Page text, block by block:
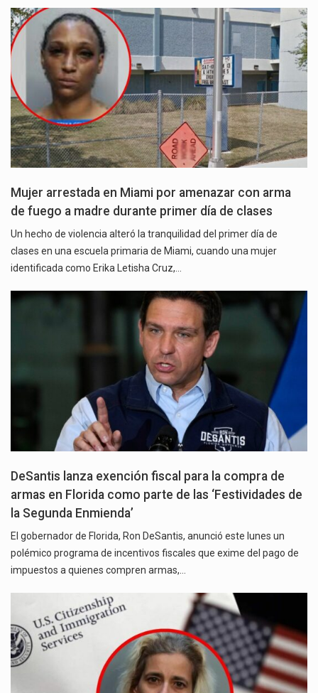
Mujer arrestada en Miami por amenazar con arma
de fuego a madre durante primer día de clases
Un hecho de violencia alteró la tranquilidad del primer día de
clases en una escuela primaria de Miami, cuando una mujer
identificada como Erika Letisha Cruz,…
DeSantis lanza exención fiscal para la compra de
armas en Florida como parte de las ‘Festividades de
la Segunda Enmienda’
El gobernador de Florida, Ron DeSantis, anunció este lunes un
polémico programa de incentivos fiscales que exime del pago de
impuestos a quienes compren armas,…